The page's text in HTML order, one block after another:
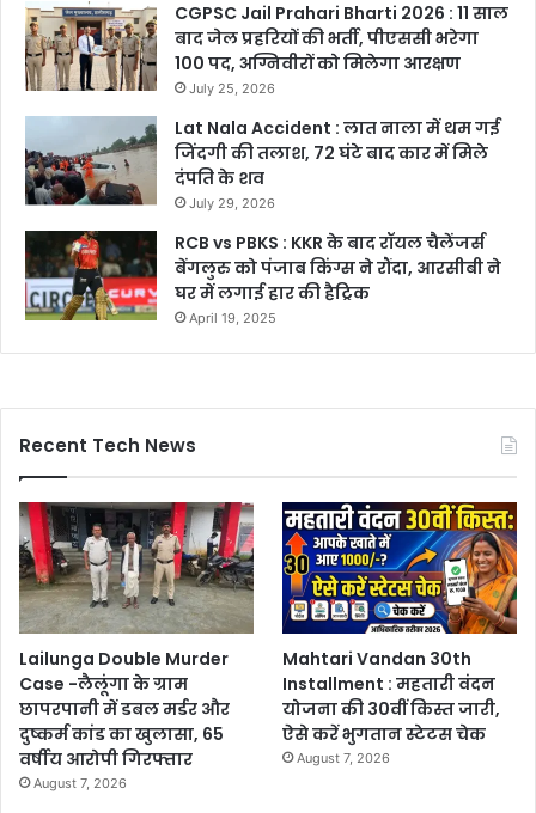
CGPSC Jail Prahari Bharti 2026 : 11 साल
बाद जेल प्रहरियों की भर्ती, पीएससी भरेगा
100 पद, अग्निवीरों को मिलेगा आरक्षण
July 25, 2026
Lat Nala Accident : लात नाला में थम गई
जिंदगी की तलाश, 72 घंटे बाद कार में मिले
दंपति के शव
July 29, 2026
RCB vs PBKS : KKR के बाद रॉयल चैलेंजर्स
बेंगलुरु को पंजाब किंग्स ने रौंदा, आरसीबी ने
घर में लगाई हार की हैट्रिक
April 19, 2025
Recent Tech News
Lailunga Double Murder
Case -लैलूंगा के ग्राम
छापरपानी में डबल मर्डर और
दुष्कर्म कांड का खुलासा, 65
वर्षीय आरोपी गिरफ्तार
August 7, 2026
Mahtari Vandan 30th
Installment : महतारी वंदन
योजना की 30वीं किस्त जारी,
ऐसे करें भुगतान स्टेटस चेक
August 7, 2026